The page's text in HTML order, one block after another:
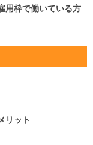
用枠で働いている方
リット